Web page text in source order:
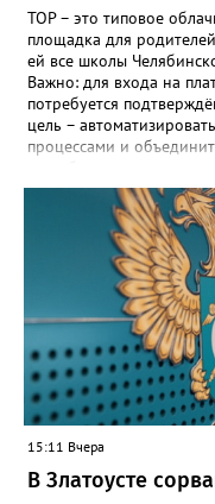
ТОР – это типовое
площадка для
ей все школы
Важно: для входа на
потребуется
цель –
процессами и
региональном
“Моя школа”
безопасную
переход пройдёт
Привычные функции -
связь с учителями,
«Госуслуги Моя школа»,
собраны в одном месте,
этом случае переход на
15:11 Вчера
В Златоусте